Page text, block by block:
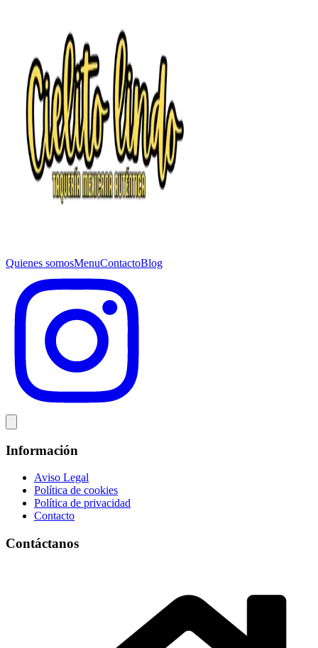
Quienes somosMenuContactoBlog
Información
Aviso Legal
Política de cookies
Política de privacidad
Contacto
Contáctanos